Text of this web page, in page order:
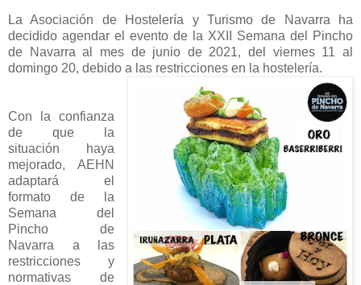
La Asociación de Hostelería y Turismo de Navarra ha
decidido agendar el evento de la XXII Semana del Pincho
de Navarra al mes de junio de 2021, del viernes 11 al
domingo 20, debido a las restricciones en la hostelería.
Con la confianza
de que la
situación haya
mejorado, AEHN
adaptará el
formato de la
Semana del
Pincho de
Navarra a las
restricciones y
normativas de